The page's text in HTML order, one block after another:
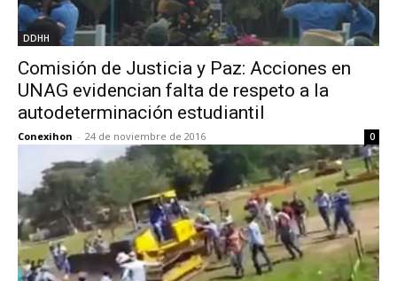
DDHH
Comisión de Justicia y Paz: Acciones en
UNAG evidencian falta de respeto a la
autodeterminación estudiantil
Conexihon - 24 de noviembre de 2016 0